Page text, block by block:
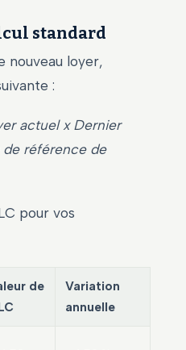
standard
nouveau loyer,
:
actuel x Dernier
référence de
pour vos
de
Variation
annuelle